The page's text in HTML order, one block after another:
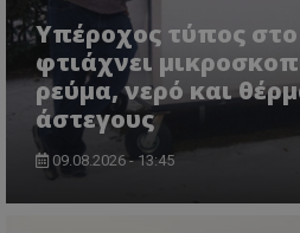
Υπέροχος τύπος
φτιάχνει
ρεύμα, νερό και
άστεγους
09.08.2026 - 13:45